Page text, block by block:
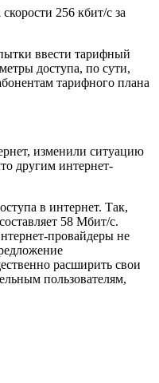
256 кбит/с за
ввести тарифный
доступа, по сути,
тарифного плана
изменили ситуацию
другим интернет-
в интернет. Так,
58 Мбит/с.
провайдеры не
расширить свои
пользователям,